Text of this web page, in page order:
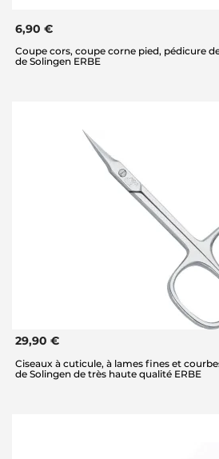
6,90 €
Coupe cors, coupe corne pied, pédicure
de Solingen ERBE
29,90 €
Ciseaux à cuticule, à lames fines et
de Solingen de très haute qualité ERBE